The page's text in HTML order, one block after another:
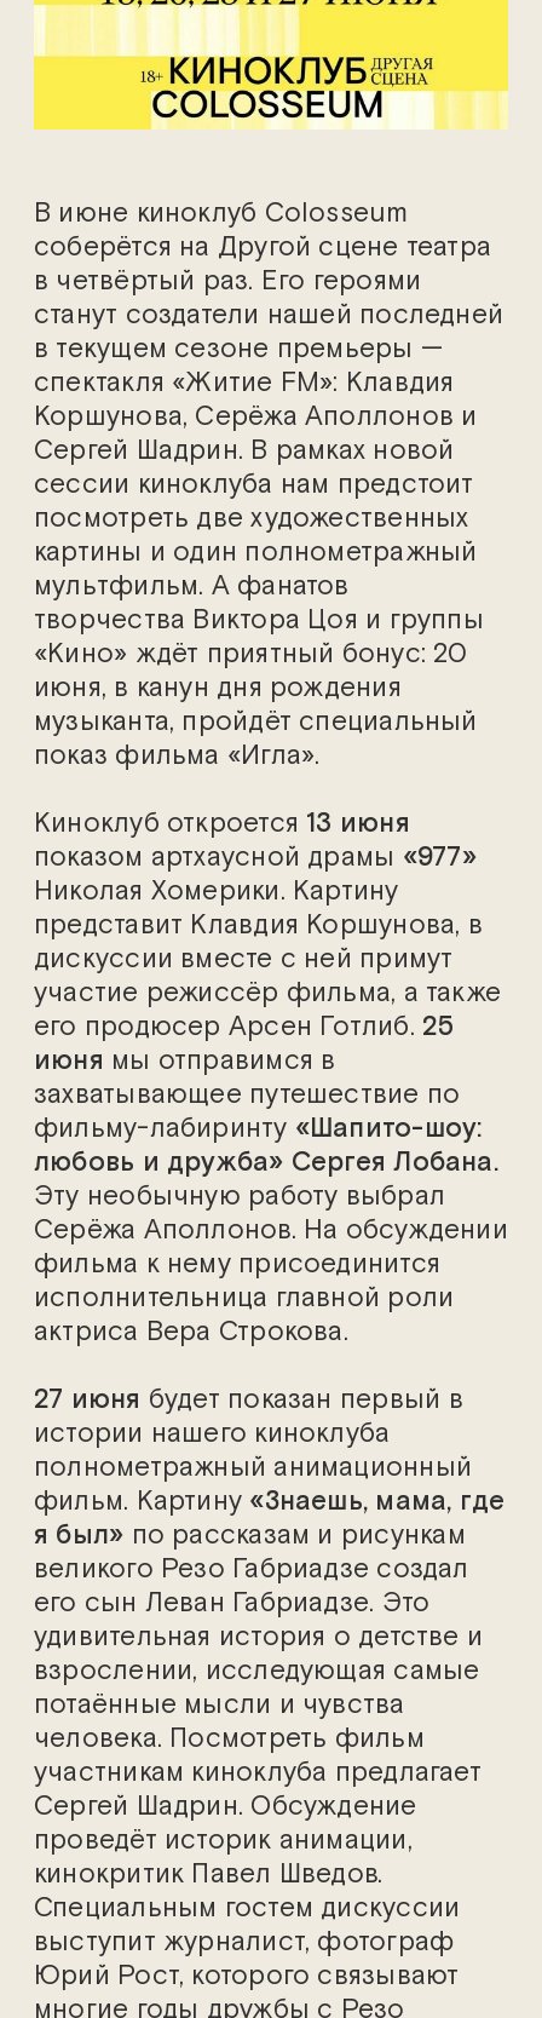
В июне киноклуб Colosseum
соберётся на Другой сцене театра
в четвёртый раз. Его героями
станут создатели нашей последней
в текущем сезоне премьеры —
спектакля «Житие FM»: Клавдия
Коршунова, Серёжа Аполлонов и
Сергей Шадрин. В рамках новой
сессии киноклуба нам предстоит
посмотреть две художественных
картины и один полнометражный
мультфильм. А фанатов
творчества Виктора Цоя и группы
«Кино» ждёт приятный бонус: 20
июня, в канун дня рождения
музыканта, пройдёт специальный
показ фильма «Игла».
Киноклуб откроется 13 июня
показом артхаусной драмы «977»
Николая Хомерики. Картину
представит Клавдия Коршунова, в
дискуссии вместе с ней примут
участие режиссёр фильма, а также
его продюсер Арсен Готлиб. 25
июня мы отправимся в
захватывающее путешествие по
фильму-лабиринту «Шапито-шоу:
любовь и дружба» Сергея Лобана.
Эту необычную работу выбрал
Серёжа Аполлонов. На обсуждении
фильма к нему присоединится
исполнительница главной роли
актриса Вера Строкова.
27 июня будет показан первый в
истории нашего киноклуба
полнометражный анимационный
фильм. Картину «Знаешь, мама, где
я был» по рассказам и рисункам
великого Резо Габриадзе создал
его сын Леван Габриадзе. Это
удивительная история о детстве и
взрослении, исследующая самые
потаённые мысли и чувства
человека. Посмотреть фильм
участникам киноклуба предлагает
Сергей Шадрин. Обсуждение
проведёт историк анимации,
кинокритик Павел Шведов.
Специальным гостем дискуссии
выступит журналист, фотограф
Юрий Рост, которого связывают
многие годы дружбы с Резо